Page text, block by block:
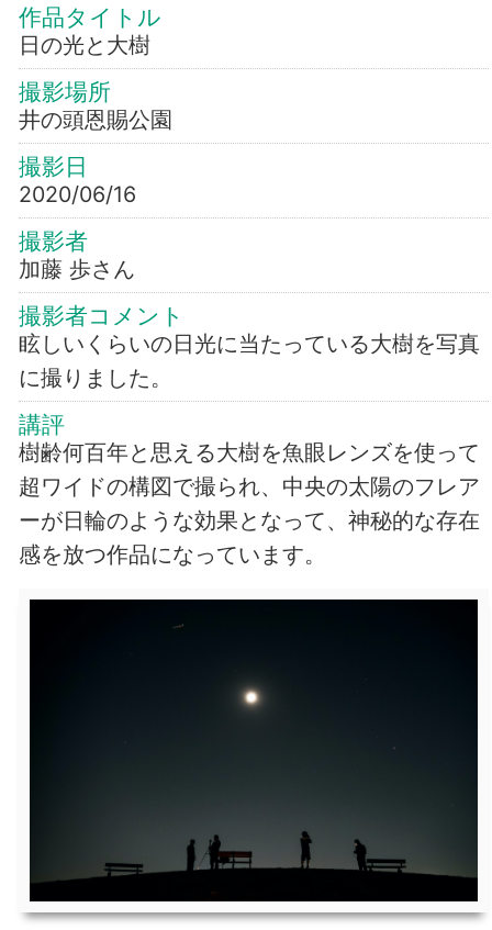
作品タイトル
日の光と大樹
撮影場所
井の頭恩賜公園
撮影日
2020/06/16
撮影者
加藤 歩さん
撮影者コメント
眩しいくらいの日光に当たっている大樹を写真
に撮りました。
講評
樹齢何百年と思える大樹を魚眼レンズを使って
超ワイドの構図で撮られ、中央の太陽のフレア
ーが日輪のような効果となって、神秘的な存在
感を放つ作品になっています。